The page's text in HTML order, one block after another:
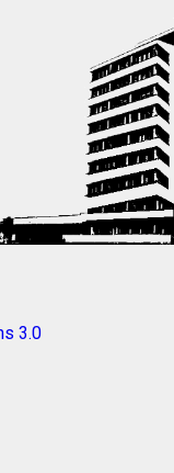
3.0